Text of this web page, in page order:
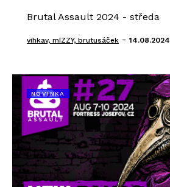
Brutal Assault 2024 - středa
vihkav, mIZZY, brutusáček - 14.08.2024
NOVINKA